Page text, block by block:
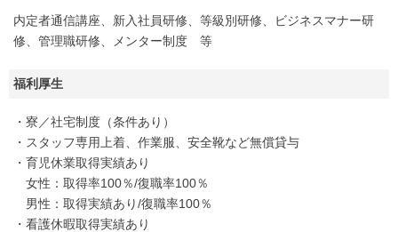
内定者通信講座、新入社員研修、等級別研修、ビジネスマナー研
修、管理職研修、メンター制度 等
福利厚生
・寮／社宅制度（条件あり）
・スタッフ専用上着、作業服、安全靴など無償貸与
・育児休業取得実績あり
女性：取得率100％/復職率100％
男性：取得実績あり/復職率100％
・看護休暇取得実績あり